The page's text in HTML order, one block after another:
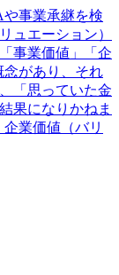
や事業承継を検
ュエーション）
事業価値」「企
があり、それ
「思っていた金
果になりかねま
業価値（バリ